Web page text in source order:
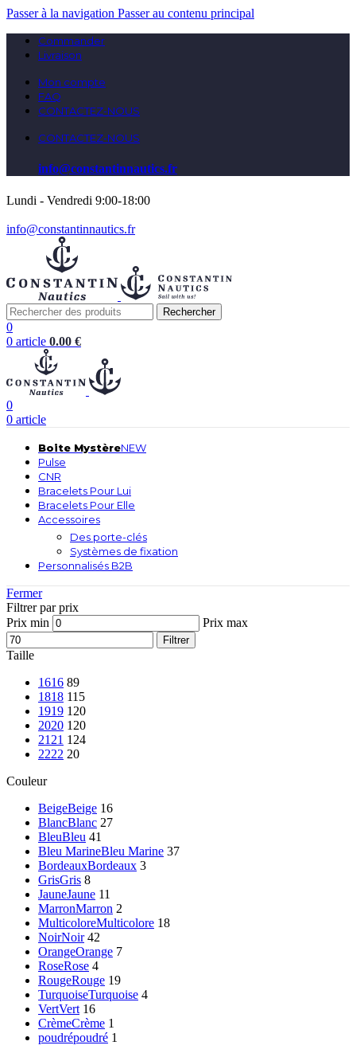
Passer à la navigation Passer au contenu principal
Commander
Livraison
Mon compte
FAQ
CONTACTEZ-NOUS
CONTACTEZ-NOUS
info@constantinnautics.fr
Lundi - Vendredi 9:00-18:00
info@constantinnautics.fr
Rechercher
0
0 article 0.00 €
0
0 article
Boite MystèreNEW
Pulse
CNR
Bracelets Pour Lui
Bracelets Pour Elle
Accessoires
Des porte-clés
Systèmes de fixation
Personnalisés B2B
Fermer
Filtrer par prix
Prix min
Prix max
Filtrer
Taille
1616 89
1818 115
1919 120
2020 120
21 21 124
2222 20
Couleur
BeigeBeige 16
BlancBlanc 27
BleuBleu 41
Bleu MarineBleu Marine 37
BordeauxBordeaux 3
GrisGris 8
JauneJaune 11
MarronMarron 2
MulticoloreMulticolore 18
NoirNoir 42
OrangeOrange 7
RoseRose 4
RougeRouge 19
TurquoiseTurquoise 4
VertVert 16
CrèmeCrème 1
poudrépoudré 1